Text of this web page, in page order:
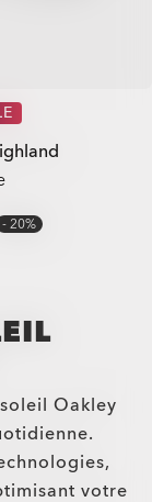
20%
Oakley
votre